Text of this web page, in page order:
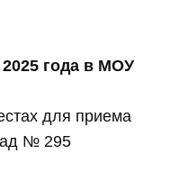
года в МОУ
для приема
№ 295